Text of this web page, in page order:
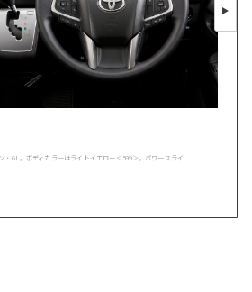
・GL。ボディカラーはライトイエロー＜599＞。パワースライ